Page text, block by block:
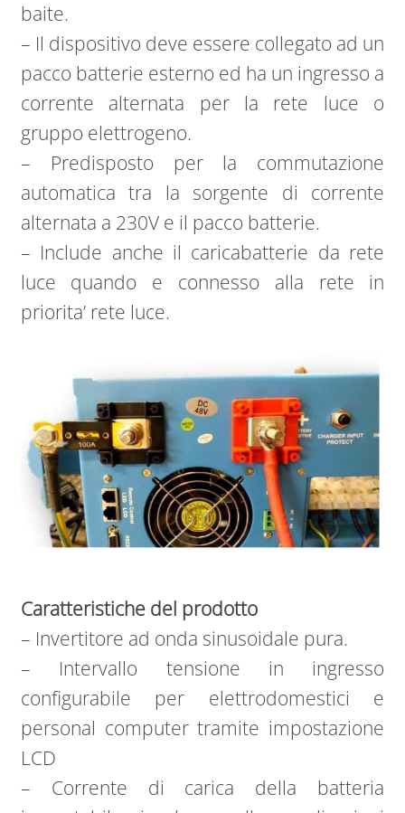
baite.
– Il dispositivo deve essere collegato ad un
pacco batterie esterno ed ha un ingresso a
corrente alternata per la rete luce o
gruppo elettrogeno.
– Predisposto per la commutazione
automatica tra la sorgente di corrente
alternata a 230V e il pacco batterie.
– Include anche il caricabatterie da rete
luce quando e connesso alla rete in
priorita’ rete luce.
Caratteristiche del prodotto
– Invertitore ad onda sinusoidale pura.
– Intervallo tensione in ingresso
configurabile per elettrodomestici e
personal computer tramite impostazione
LCD
– Corrente di carica della batteria